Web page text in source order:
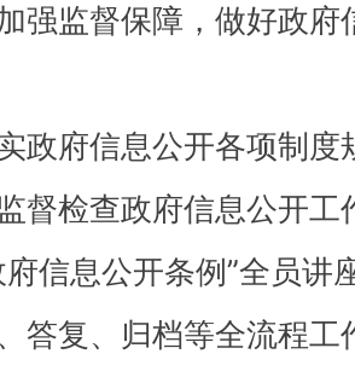
加强监督保障，做好政
政府信息公开各项制
督检查政府信息公开
信息公开条例”全员讲
答复、归档等全流程